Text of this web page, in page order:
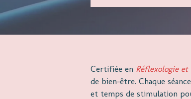
Certifiée en Réflexologie et
de bien-être. Chaque
et temps de stimulation